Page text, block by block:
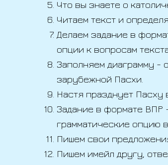
Что вы знаете о
Читаем текст и
Делаем задание в
опции к вопросам
Заполняем диаграмму -
зарубежной Пасхи.
Настя празднует Пасху
Задание в формате ВПР
грамматические опцию
Пишем свои
Пишем имейл другу,